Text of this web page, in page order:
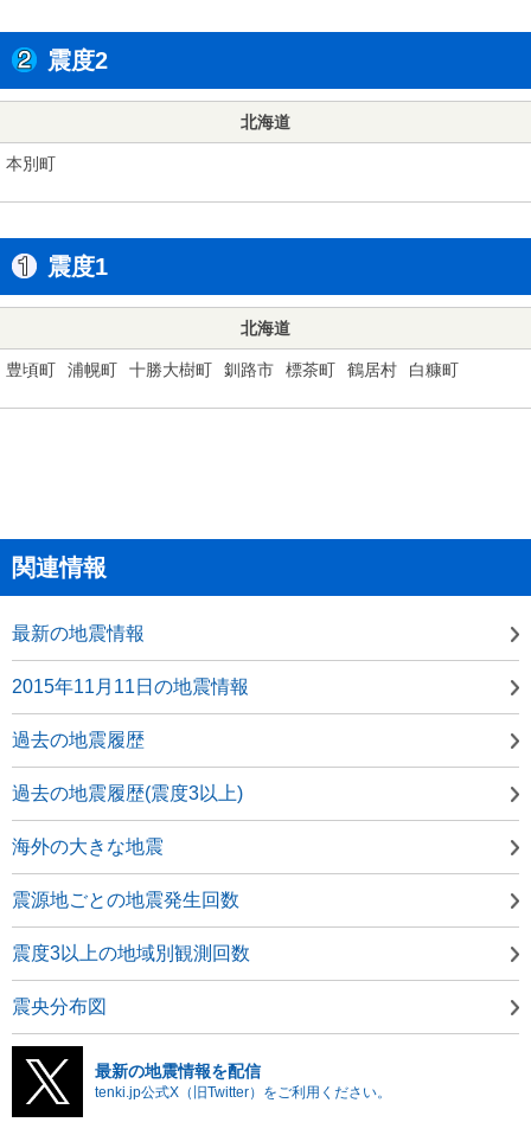
震度2
北海道
本別町
震度1
北海道
豊頃町 浦幌町 十勝大樹町 釧路市 標茶町 鶴居村 白糠町
関連情報
最新の地震情報
2015年11月11日の地震情報
過去の地震履歴
過去の地震履歴(震度3以上)
海外の大きな地震
震源地ごとの地震発生回数
震度3以上の地域別観測回数
震央分布図
最新の地震情報を配信
tenki.jp公式X（旧Twitter）をご利用ください。